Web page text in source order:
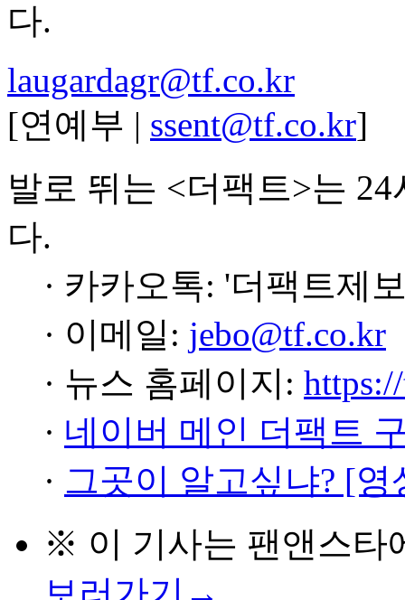
다.
laugardagr@tf.co.kr
[연예부 | ssent@tf.co.kr]
발로 뛰는 <더팩트>는
다.
· 카카오톡: '더팩트제
· 이메일: jebo@tf.co.kr
· 뉴스 홈페이지:
· 네이버 메인 더팩트
· 그곳이 알고싶냐? [
※ 이 기사는 팬앤스타